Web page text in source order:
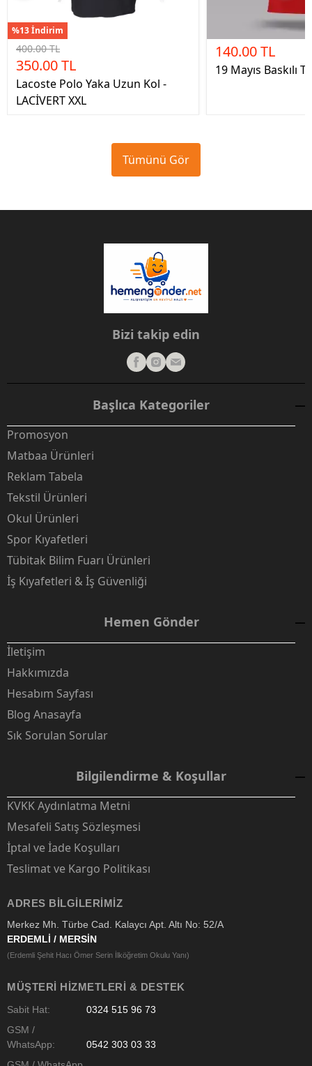
%13 İndirim
400.00 TL
350.00 TL
Lacoste Polo Yaka Uzun Kol -
LACİVERT XXL
140.00 TL
19 Mayıs Baskılı
Tümünü Gör
Bizi takip edin
Başlıca Kategoriler
Promosyon
Matbaa Ürünleri
Reklam Tabela
Tekstil Ürünleri
Okul Ürünleri
Spor Kıyafetleri
Tübitak Bilim Fuarı Ürünleri
İş Kıyafetleri & İş Güvenliği
Hemen Gönder
İletişim
Hakkımızda
Hesabım Sayfası
Blog Anasayfa
Sık Sorulan Sorular
Bilgilendirme & Koşullar
KVKK Aydınlatma Metni
Mesafeli Satış Sözleşmesi
İptal ve İade Koşulları
Teslimat ve Kargo Politikası
ADRES BILGILERIMIZ
Merkez Mh. Türbe Cad. Kalaycı Apt. Altı No: 52/A
ERDEMLİ / MERSİN
(Erdemli Şehit Hacı Ömer Serin İlköğretim Okulu Yanı)
MÜŞTERI HIZMETLERI & DESTEK
Sabit Hat:
0324 515 96 73
GSM /
WhatsApp:
0542 303 03 33